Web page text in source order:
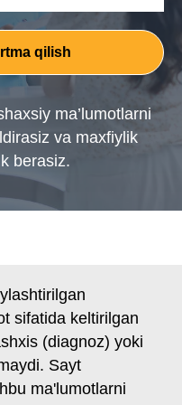
qilish
ma’lumotlarni
va maxfiylik
berasiz.
sifatida keltirilgan
(diagnoz) yoki
Sayt
ma'lumotlarni